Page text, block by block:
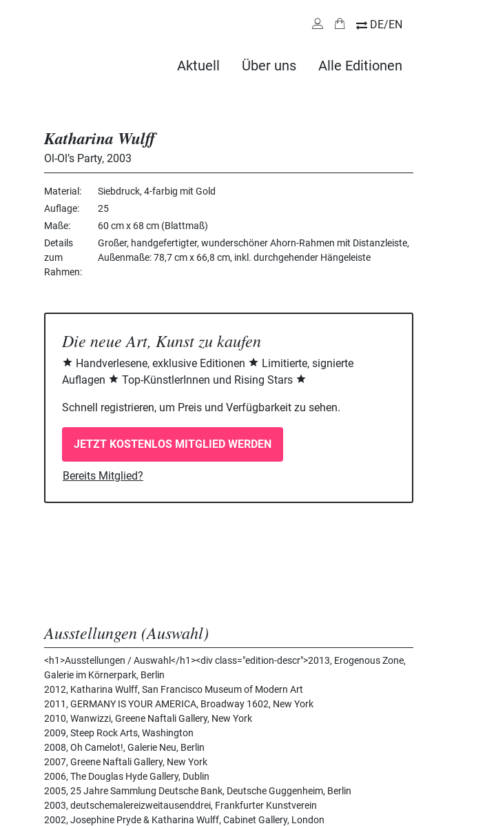
DE/EN
Aktuell Über uns Alle Editionen
Katharina Wulff
Ol-Ol’s Party, 2003
Material
Siebdruck, 4-farbig mit Gold
Auflage
25
Maße
60 cm x 68 cm (Blattmaß)
Details
zum
Rahmen
Großer, handgefertigter, wunderschöner Ahorn-Rahmen mit Distanzleiste,
Außenmaße: 78,7 cm x 66,8 cm, inkl. durchgehender Hängeleiste
Die neue Art, Kunst zu kaufen
Handverlesene, exklusive Editionen
Limitierte, signierte
Auflagen
Top-KünstlerInnen und Rising Stars
Schnell registrieren, um Preis und Verfügbarkeit zu sehen.
JETZT KOSTENLOS MITGLIED WERDEN
Bereits Mitglied?
Ausstellungen (Auswahl)
<h1>Ausstellungen / Auswahl</h1><div class="edition-descr">2013, Erogenous Zone,
Galerie im Körnerpark, Berlin
2012, Katharina Wulff, San Francisco Museum of Modern Art
2011, GERMANY IS YOUR AMERICA, Broadway 1602, New York
2010, Wanwizzi, Greene Naftali Gallery, New York
2009, Steep Rock Arts, Washington
2008, Oh Camelot!, Galerie Neu, Berlin
2007, Greene Naftali Gallery, New York
2006, The Douglas Hyde Gallery, Dublin
2005, 25 Jahre Sammlung Deutsche Bank, Deutsche Guggenheim, Berlin
2003, deutschemalereizweitausenddrei, Frankfurter Kunstverein
2002, Josephine Pryde & Katharina Wulff, Cabinet Gallery, London